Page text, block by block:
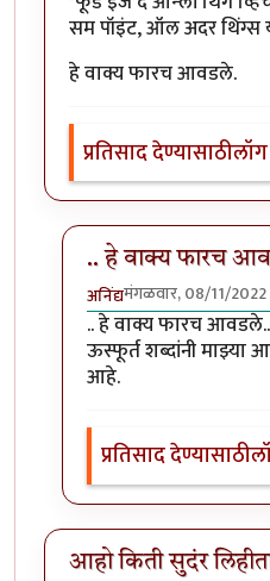
सम पॉइंट, ऑल अदर थिंग्स
हे वाक्य फारच आवडले.
प्रतिसाद देण्यासाठी
.. हे वाक्य फारच
अनिंद्यमंगळवार, 08/11/2022
In reply toफूड इज द
.. हे वाक्य फारच आवडले....
ऊस्फूर्त शब्दांनी माझ्या
आहे.
प्रतिसाद देण्यासाठी
आहो किती सुदंर